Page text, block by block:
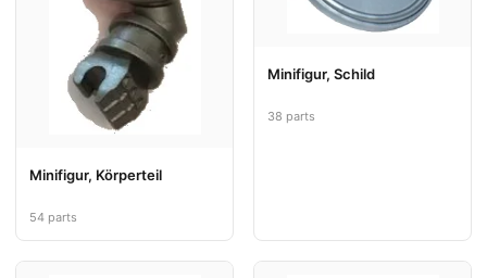
Minifigur, Körperteil
54 parts
Minifigur, Schild
38 parts